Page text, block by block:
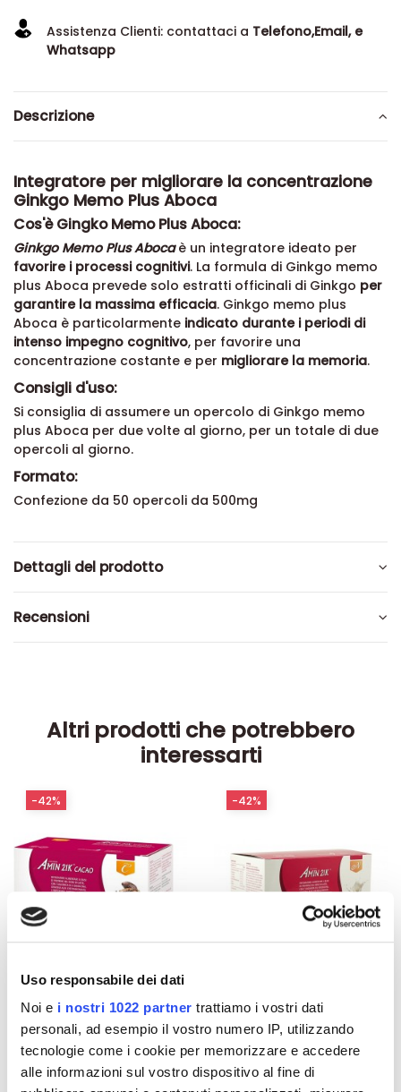
Uso responsabile dei dati
Noi e i nostri 1022 partner trattiamo i vostri dati
personali, ad esempio il vostro numero IP, utilizzando
tecnologie come i cookie per memorizzare e accedere
alle informazioni sul vostro dispositivo al fine di
Assistenza Clienti: contattaci a Telefono,Email, e
Whatsapp
Descrizione
Integratore per migliorare la concentrazione
Ginkgo Memo Plus Aboca
Cos'è Gingko Memo Plus Aboca:
Ginkgo Memo Plus Abocaè un integratore ideato per
favorire i processi cognitivi. La formula di Ginkgo memo
plus Aboca prevede solo estratti officinali di Ginkgo per
garantire la massima efficacia. Ginkgo memo plus
Aboca è particolarmente indicato durante i periodi di
intenso impegno cognitivo, per favorire una
concentrazione costante e per migliorare la memoria.
Consigli d'uso:
Si consiglia di assumere un opercolo di Ginkgo memo
plus Aboca per due volte al giorno, per un totale di due
opercoli al giorno.
Formato:
Confezione da 50 opercoli da 500mg
Dettagli del prodotto
Recensioni
Altri prodotti che potrebbero
interessarti
Integratori per dimagrire
Amin 21 K al cacao - 21
bustine
-42%
Integratori per dimagrire
Amin 21 K neutro
-42%